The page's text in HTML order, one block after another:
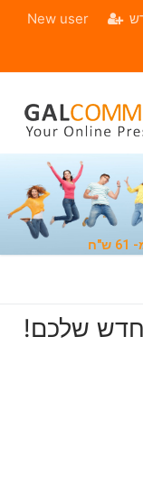
New user